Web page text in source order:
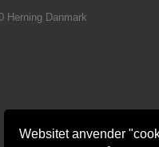
Websitet anvender
Herning Danmark